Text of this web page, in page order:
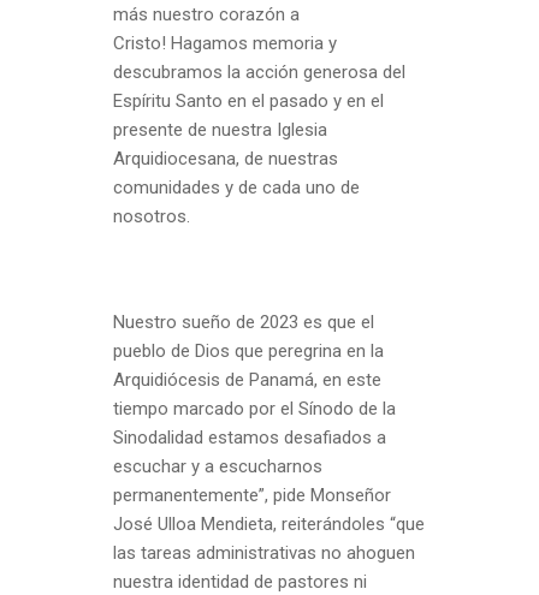
más nuestro corazón a
Cristo! Hagamos memoria y
descubramos la acción generosa del
Espíritu Santo en el pasado y en el
presente de nuestra Iglesia
Arquidiocesana, de nuestras
comunidades y de cada uno de
nosotros.
Nuestro sueño de 2023 es que el
pueblo de Dios que peregrina en la
Arquidiócesis de Panamá, en este
tiempo marcado por el Sínodo de la
Sinodalidad estamos desafiados a
escuchar y a escucharnos
permanentemente”, pide Monseñor
José Ulloa Mendieta, reiterándoles “que
las tareas administrativas no ahoguen
nuestra identidad de pastores ni